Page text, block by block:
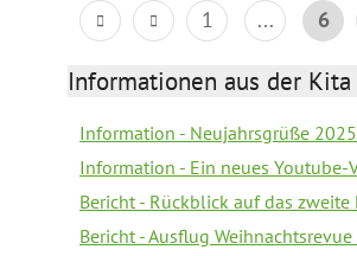
1 ... 6
Informationen aus der Kita
Information - Neujahrsgrüße 2025
Information - Ein neues Youtube-
Bericht - Rückblick auf das
Bericht - Ausflug